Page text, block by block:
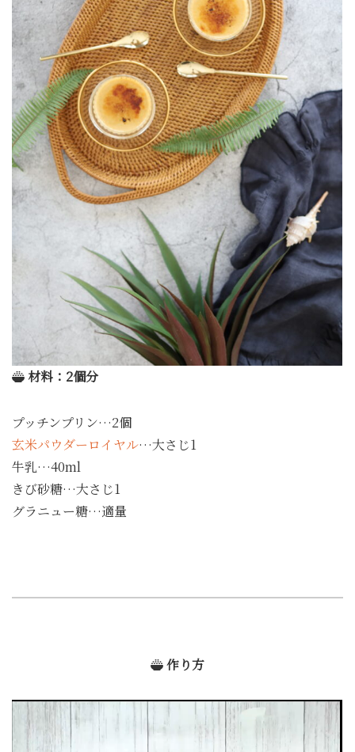
材料：2個分
プッチンプリン…2個
玄米パウダーロイヤル…大さじ1
牛乳…40ml
きび砂糖…大さじ1
グラニュー糖…適量
作り方